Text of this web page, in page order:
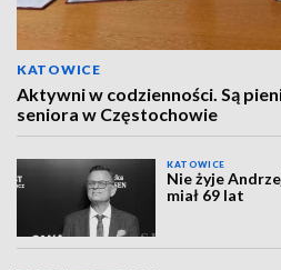
KATOWICE
Aktywni w codzienności. Są
seniora w Częstochowie
KATOWICE
Nie żyje
miał 69 lat